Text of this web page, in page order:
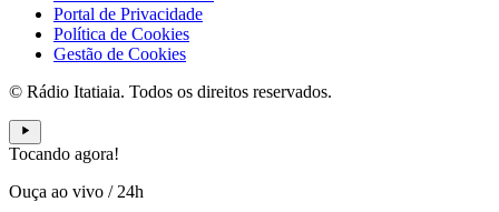
Portal de Privacidade
Política de Cookies
Gestão de Cookies
© Rádio Itatiaia. Todos os direitos reservados.
Tocando agora!
Ouça ao vivo / 24h